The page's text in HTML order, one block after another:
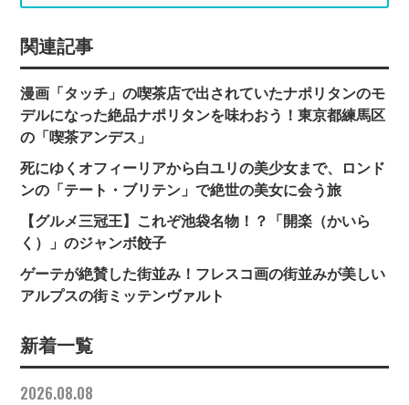
関連記事
漫画「タッチ」の喫茶店で出されていたナポリタンのモ
デルになった絶品ナポリタンを味わおう！東京都練馬区
の「喫茶アンデス」
死にゆくオフィーリアから白ユリの美少女まで、ロンド
ンの「テート・ブリテン」で絶世の美女に会う旅
【グルメ三冠王】これぞ池袋名物！？「開楽（かいら
く）」のジャンボ餃子
ゲーテが絶賛した街並み！フレスコ画の街並みが美しい
アルプスの街ミッテンヴァルト
新着一覧
2026.08.08